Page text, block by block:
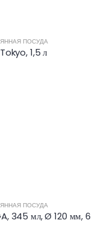
ПОСУДА
1,5 л
ПОСУДА
345 мл, Ø 120 мм, 6